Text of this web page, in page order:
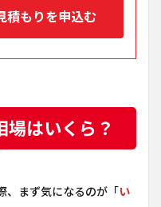
積もりを申込む
場はいくら？
、まず気になるのが「い